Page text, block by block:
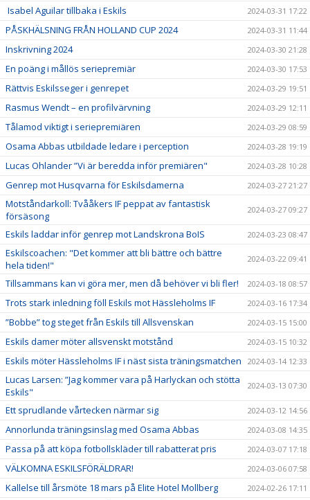
Isabel Aguilar tillbaka i Eskils 2024-03-31 17:22
PÅSKHÄLSNING FRÅN HOLLAND CUP 2024 2024-03-31 11:44
Inskrivning 2024 2024-03-30 21:28
En poäng i mållös seriepremiär 2024-03-30 17:53
Rättvis Eskilsseger i genrepet 2024-03-29 19:51
Rasmus Wendt – en profilvärvning 2024-03-29 12:11
Tålamod viktigt i seriepremiären 2024-03-29 08:59
Osama Abbas utbildade ledare i perception 2024-03-28 19:19
Lucas Ohlander ”Vi är beredda inför premiären" 2024-03-28 10:28
Genrep mot Husqvarna för Eskilsdamerna 2024-03-27 21:27
Motståndarkoll: Tvååkers IF peppat av fantastisk
försäsong
2024-03-27 09:27
Eskils laddar inför genrep mot Landskrona BoIS 2024-03-23 08:47
Eskilscoachen: "Det kommer att bli bättre och bättre
hela tiden!"
2024-03-22 09:41
Tillsammans kan vi göra mer, men då behöver vi bli fler! 2024-03-18 08:57
Trots stark inledning föll Eskils mot Hässleholms IF 2024-03-16 17:34
”Bobbe” tog steget från Eskils till Allsvenskan 2024-03-15 15:00
Eskils damer möter allsvenskt motstånd 2024-03-15 10:32
Eskils möter Hässleholms IF i näst sista träningsmatchen 2024-03-14 12:33
Lucas Larsen: ”Jag kommer vara på Harlyckan och stötta
Eskils"
2024-03-13 07:30
Ett sprudlande vårtecken närmar sig 2024-03-12 14:56
Annorlunda träningsinslag med Osama Abbas 2024-03-08 14:35
Passa på att köpa fotbollskläder till rabatterat pris 2024-03-07 17:18
VÄLKOMNA ESKILSFÖRÄLDRAR! 2024-03-06 07:58
Kallelse till årsmöte 18 mars på Elite Hotel Mollberg 2024-02-26 17:11